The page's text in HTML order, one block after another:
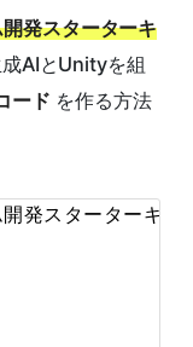
発スターターキ
AIとUnityを組
ード を作る方法